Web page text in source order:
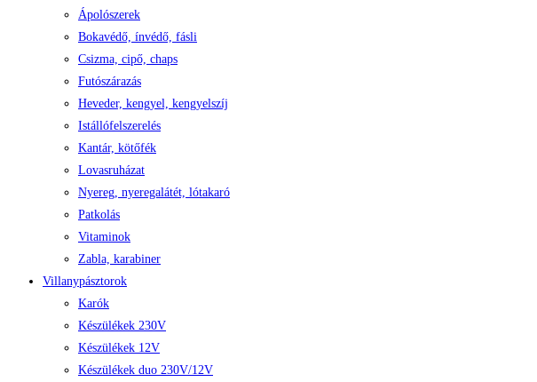
Ápolószerek
Bokavédő, ínvédő, fásli
Csizma, cipő, chaps
Futószárazás
Heveder, kengyel, kengyelszíj
Istállófelszerelés
Kantár, kötőfék
Lovasruházat
Nyereg, nyeregalátét, lótakaró
Patkolás
Vitaminok
Zabla, karabiner
Villanypásztorok
Karók
Készülékek 230V
Készülékek 12V
Készülékek duo 230V/12V